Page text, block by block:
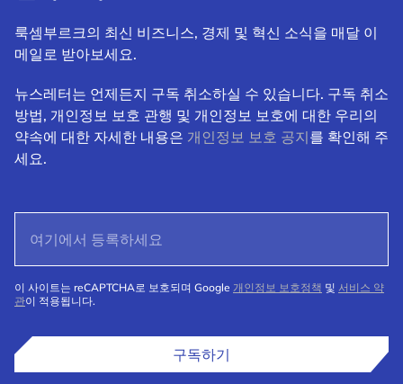
룩셈부르크의 최신 비즈니스, 경제 및 혁신 소식을 매달 이
메일로 받아보세요.
뉴스레터는 언제든지 구독 취소하실 수 있습니다. 구독 취소
방법, 개인정보 보호 관행 및 개인정보 보호에 대한 우리의
약속에 대한 자세한 내용은 개인정보 보호 공지를 확인해 주
세요.
이 사이트는 reCAPTCHA로 보호되며 Google 개인정보 보호정책 및 서비스 약
관이 적용됩니다.
구독하기